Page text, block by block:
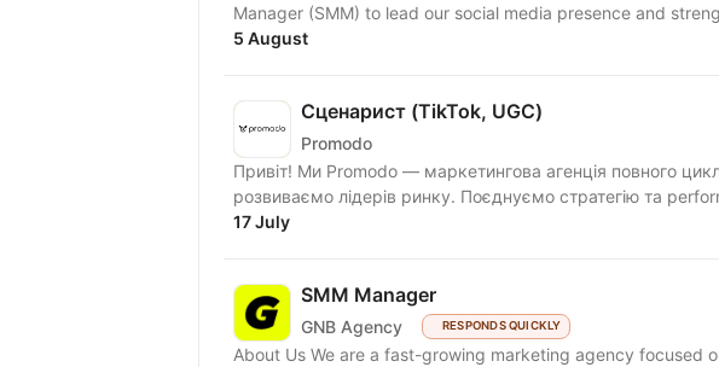
Manager (SMM) to lead our social media presence and
5 August
Сценарист (TikTok, UGC)
Promodo
Привіт! Ми Promodo — маркетингова агенція повного
розвиваємо лідерів ринку. Поєднуємо стратегію та
17 July
SMM Manager
GNB Agency RESPONDS QUICKLY
About Us We are a fast-growing marketing agency focused on Western markets, with strong